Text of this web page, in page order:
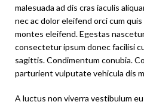
malesuada ad dis cras iaculis
nec ac dolor eleifend orci cum
montes eleifend. Egestas
consectetur ipsum donec facilisi
sagittis. Condimentum conubia.
parturient vulputate vehicula dis
A luctus non viverra vestibulum